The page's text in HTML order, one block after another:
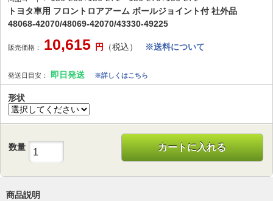
トヨタ車用 フロントロアアーム ボールジョイント付 社外品
48068-42070/48069-42070/43330-49225
販売価格： 10,615 円 （税込） ※送料について
発送日目安： 即日発送 ※詳しくはこちら
形状
数量 カートに入れる
商品説明